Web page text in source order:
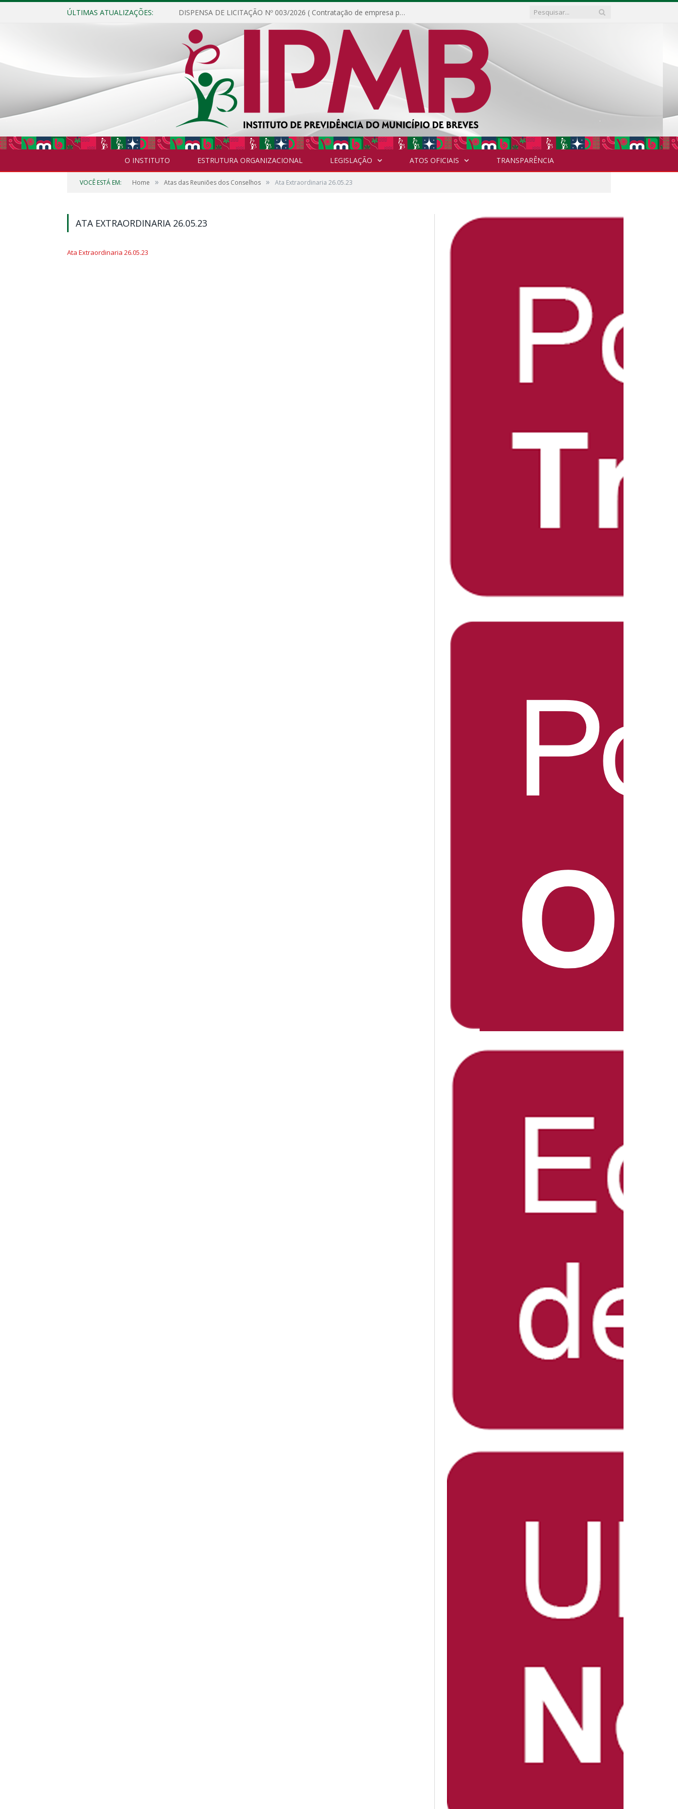
ÚLTIMAS ATUALIZAÇÕES: DISPENSA DE LICITAÇÃO Nº 003/2026 ( Contratação de empresa para fornecimento de gêneros alimentícios não perecíveis, materiais de expediente, descartáveis, copa e cozinha, para análise e posterior publicação.)
O INSTITUTO ESTRUTURA ORGANIZACIONAL LEGISLAÇÃO ATOS OFICIAIS TRANSPARÊNCIA
VOCÊ ESTÁ EM: Home » Atas das Reuniões dos Conselhos » Ata Extraordinaria 26.05.23
ATA EXTRAORDINARIA 26.05.23
Ata Extraordinaria 26.05.23